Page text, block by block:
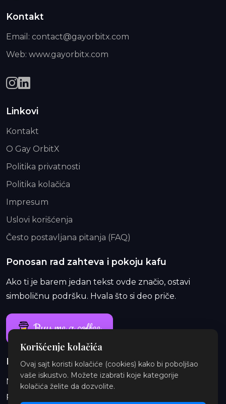
Kontakt
Email: contact@gayorbitx.com
Web: www.gayorbitx.com
Linkovi
Kontakt
O Gay OrbitX
Politika privatnosti
Politika kolačića
Impresum
Uslovi korišćenja
Često postavljana pitanja (FAQ)
Ponosan rad zahteva i pokoju kafu
Ako ti je barem jedan tekst ovde značio, ostavi
simboličnu podršku. Hvala što si deo priče.
Buy me a coffee
Ponosan rad traje i duže od jedne kafe
Na Patreon-u te čekaju ekskluzivne i eksplicitne
priče, najave, insajderske priče, audio i ilustracije.
Korišćenje kolačića
Ovaj sajt koristi kolačiće (cookies) kako bi poboljšao
vaše iskustvo. Možete izabrati koje kategorije
kolačića želite da dozvolite.